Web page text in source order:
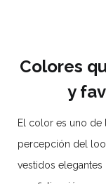
Colores
y
El color es uno de
percepción del
vestidos